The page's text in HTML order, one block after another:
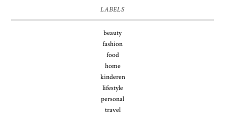
LABELS
beauty
fashion
food
home
kinderen
lifestyle
personal
travel